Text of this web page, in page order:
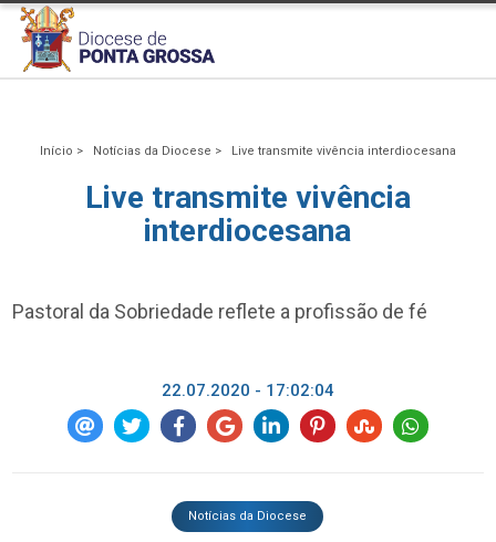
Início > Notícias da Diocese > Live transmite vivência interdiocesana
Live transmite vivência
interdiocesana
Pastoral da Sobriedade reflete a profissão de fé
22.07.2020 - 17:02:04
Notícias da Diocese